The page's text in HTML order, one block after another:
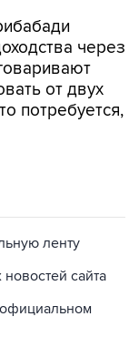
через
от двух
потребуется,
ленту
сайта